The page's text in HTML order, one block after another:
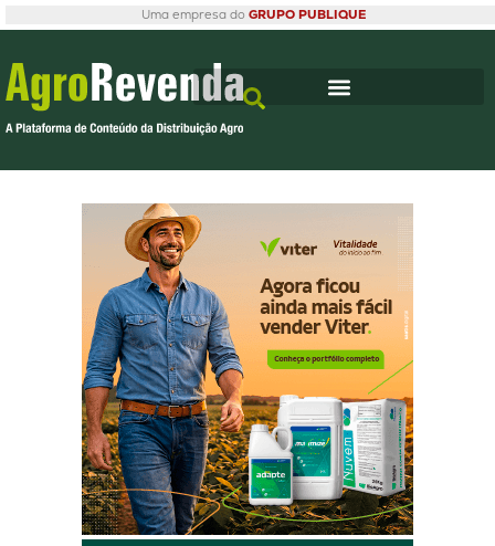
Uma empresa do GRUPO PUBLIQUE